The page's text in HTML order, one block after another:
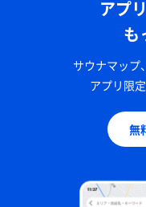
アプ
も
サウナマップ
アプリ限
無